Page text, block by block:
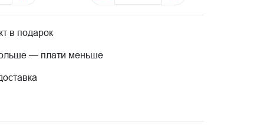
в подарок
— плати меньше